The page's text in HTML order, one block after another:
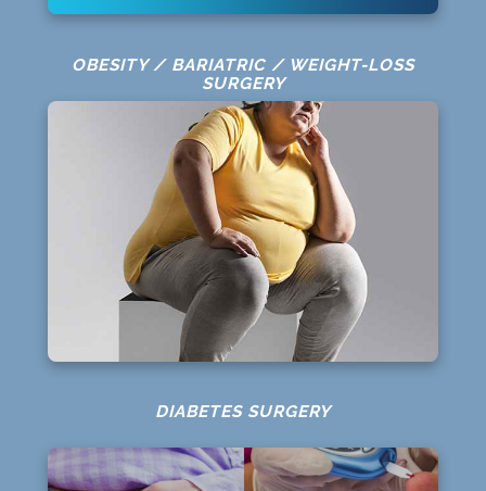
DIABETES SURGERY
OBESITY / BARIATRIC / WEIGHT-LOSS
SURGERY